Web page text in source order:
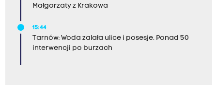
Małgorzaty z Krakowa
15:44
Tarnów: Woda zalała ulice i posesje. Ponad 50
interwencji po burzach